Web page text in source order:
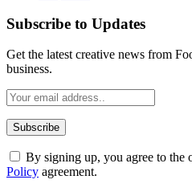
Subscribe to Updates
Get the latest creative news from
business.
By signing up, you agree to the
Policy agreement.